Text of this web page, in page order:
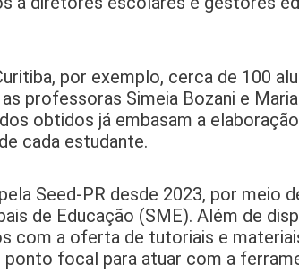
por exemplo, cerca de 100
professoras Simeia Bozani e
obtidos já embasam a
cada estudante.
Seed-PR desde 2023, por meio
de Educação (SME). Além de
com a oferta de tutoriais e
ponto focal para atuar com a